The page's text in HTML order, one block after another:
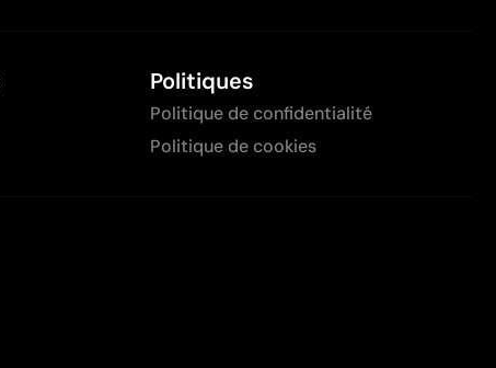
Politiques
Politique de confidentialité
Politique de cookies